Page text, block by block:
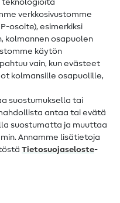
teknologioita
verkkosivustomme
osoite), esimerkiksi
kolmannen osapuolen
käytön
vain, kun evästeet
kolmansille osapuolille,
suostumuksella tai
antaa tai evätä
suostumatta ja muuttaa
Annamme lisätietoja
Tietosuojaseloste-